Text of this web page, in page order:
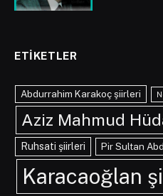
ETIKETLER
Abdurrahim Karakoç şiirleri
Aziz Mahmud
Ruhsati şiirleri Pir Sultan
Karacaoğlan